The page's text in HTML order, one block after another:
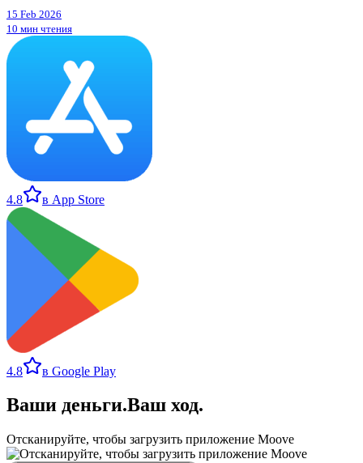
15 Feb 2026
10 мин чтения
4.8 в App Store
4.8 в Google Play
Ваши деньги.Ваш ход.
Отсканируйте, чтобы загрузить приложение Moove